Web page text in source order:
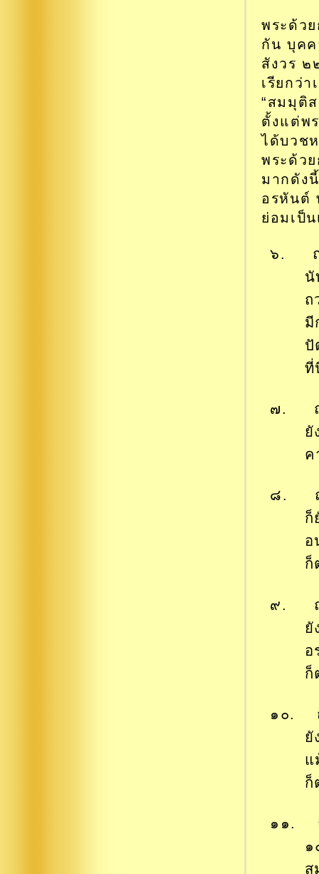
พระด้ว
กัน บุคค
สังวร ๒
เรียกว่
“สมมุติ
ตั้งแต่พ
ได้บวช
พระด้ว
มากดัง
อรหันต์
ย่อมเป็
๖. ถว
นั
ถ
มี
ปั
ที่
๗. ถว
ยั
ค
๘. ถว
ก็
อ
ก็
๙. ถว
ยั
อ
ก็
๑๐. ถ
ยั
แ
ก็
๑๑. ถ
๑
ส